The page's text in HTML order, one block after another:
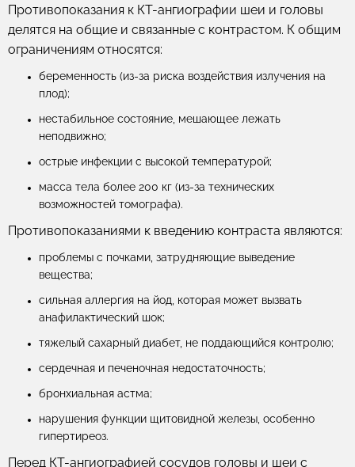
Противопоказания к КТ-ангиографии шеи и головы
делятся на общие и связанные с контрастом. К общим
ограничениям относятся:
беременность (из-за риска воздействия излучения на
плод);
нестабильное состояние, мешающее лежать
неподвижно;
острые инфекции с высокой температурой;
масса тела более 200 кг (из-за технических
возможностей томографа).
Противопоказаниями к введению контраста являются:
проблемы с почками, затрудняющие выведение
вещества;
сильная аллергия на йод, которая может вызвать
анафилактический шок;
тяжелый сахарный диабет, не поддающийся контролю;
сердечная и печеночная недостаточность;
бронхиальная астма;
нарушения функции щитовидной железы, особенно
гипертиреоз.
Перед КТ-ангиографией сосудов головы и шеи с